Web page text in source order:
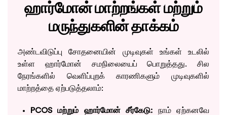
ஹார்மோன் மாற்றங்கள் மற்றும்
மருந்துகளின் தாக்கம்
அண்டவிடுப்பு சோதனையின் முடிவுகள் உங்கள் உடலில்
உள்ள ஹார்மோன் சமநிலையைப் பொறுத்தது. சில
நேரங்களில் வெளிப்புறக் காரணிகளும் முடிவுகளில்
மாற்றத்தை ஏற்படுத்தலாம்:
PCOS மற்றும் ஹார்மோன் சீர்கேடு: நாம் ஏற்கனவே